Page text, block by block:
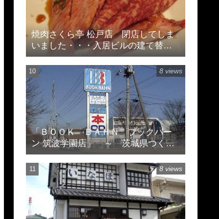
焼肉さくら亭 松戸店 閉店してしま
いました・・・入居ビルの建て替え
のため
「ＢＯＯＫ ＢＡＨＮ ブックバー
ン 筑波学園店」 ～ 茨城県つくば
市天久保 ※閉店してます
8 views
8 views